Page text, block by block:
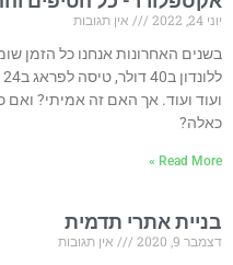
יוני 24, 2022
אין תגובות
בשנים האחרונות אנחנו כל הזמן
ועוד ועוד. אך האם זה אמיתי? ואם
כאלה?
Read More »
בניית אתרי תדמית
דצמבר 9, 2020
אין תגובות